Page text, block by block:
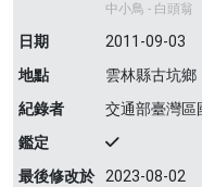
中小鳥 - 白頭翁
日期
2011-09-03
地點
雲林縣古坑鄉
紀錄者
交通部臺灣區
鑑定
最後修改於 2023-08-02